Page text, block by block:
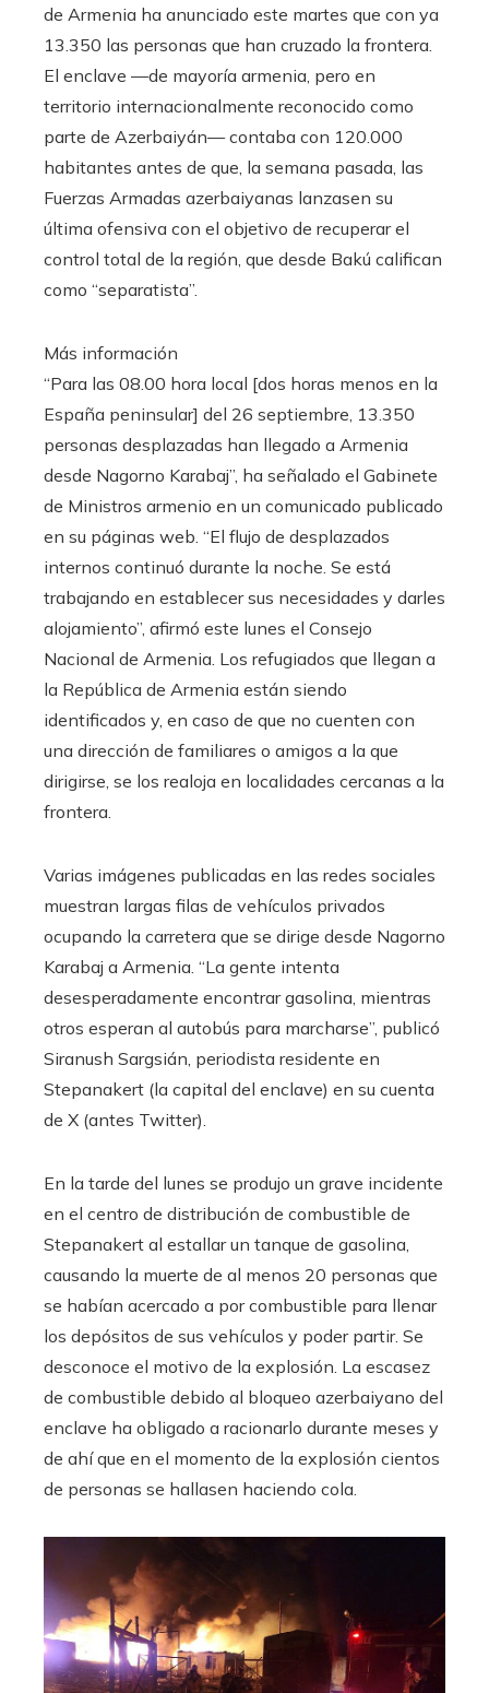
de Armenia ha anunciado este martes que con ya
13.350 las personas que han cruzado la frontera.
El enclave —de mayoría armenia, pero en
territorio internacionalmente reconocido como
parte de Azerbaiyán— contaba con 120.000
habitantes antes de que, la semana pasada, las
Fuerzas Armadas azerbaiyanas lanzasen su
última ofensiva con el objetivo de recuperar el
control total de la región, que desde Bakú califican
como “separatista”.
Más información
“Para las 08.00 hora local [dos horas menos en la
España peninsular] del 26 septiembre, 13.350
personas desplazadas han llegado a Armenia
desde Nagorno Karabaj”, ha señalado el Gabinete
de Ministros armenio en un comunicado publicado
en su páginas web. “El flujo de desplazados
internos continuó durante la noche. Se está
trabajando en establecer sus necesidades y darles
alojamiento”, afirmó este lunes el Consejo
Nacional de Armenia. Los refugiados que llegan a
la República de Armenia están siendo
identificados y, en caso de que no cuenten con
una dirección de familiares o amigos a la que
dirigirse, se los realoja en localidades cercanas a la
frontera.
Varias imágenes publicadas en las redes sociales
muestran largas filas de vehículos privados
ocupando la carretera que se dirige desde Nagorno
Karabaj a Armenia. “La gente intenta
desesperadamente encontrar gasolina, mientras
otros esperan al autobús para marcharse”, publicó
Siranush Sargsián, periodista residente en
Stepanakert (la capital del enclave) en su cuenta
de X (antes Twitter).
En la tarde del lunes se produjo un grave incidente
en el centro de distribución de combustible de
Stepanakert al estallar un tanque de gasolina,
causando la muerte de al menos 20 personas que
se habían acercado a por combustible para llenar
los depósitos de sus vehículos y poder partir. Se
desconoce el motivo de la explosión. La escasez
de combustible debido al bloqueo azerbaiyano del
enclave ha obligado a racionarlo durante meses y
de ahí que en el momento de la explosión cientos
de personas se hallasen haciendo cola.